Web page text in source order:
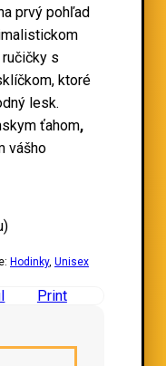
prvý pohľad
s
ktoré
lesk.
ťahom,
vášho
Hodinky, Unisex
Print